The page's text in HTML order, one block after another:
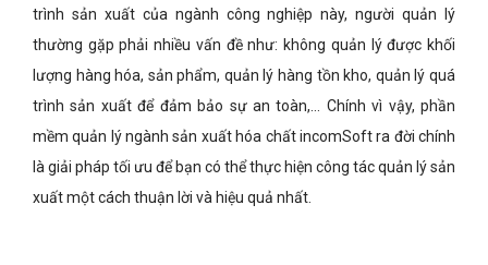
trình sản xuất của ngành công nghiệp này, người quản lý
thường gặp phải nhiều vấn đề như: không quản lý được khối
lượng hàng hóa, sản phẩm, quản lý hàng tồn kho, quản lý quá
trình sản xuất để đảm bảo sự an toàn,… Chính vì vậy, phần
mềm quản lý ngành sản xuất hóa chất incomSoft ra đời chính
là giải pháp tối ưu để bạn có thể thực hiện công tác quản lý sản
xuất một cách thuận lời và hiệu quả nhất.